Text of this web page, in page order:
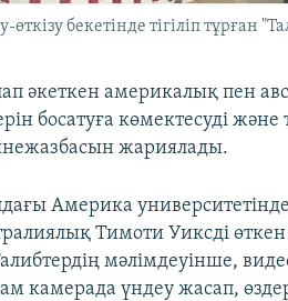
бекетінде тігіліп тұрған
әкеткен америкалық пен
босатуға көмектесуді
жариялады.
Америка университетінде
Тимоти Уиксді
мәлімдеуінше,
камерада үндеу жасап,